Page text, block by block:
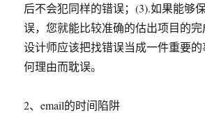
后不会犯同样的错误；(3).如果能够
误，您就能比较准确的估出项目的完
设计师应该把找错误当成一件重要
何理由而耽误。
2、email的时间陷阱